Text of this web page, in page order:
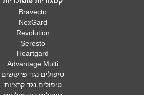
Bravecto
NexGard
Revolution
Seresto
Heartgard
Advantage Multi
טיפולים נגד פרעושים
טיפולים נגד קרציות